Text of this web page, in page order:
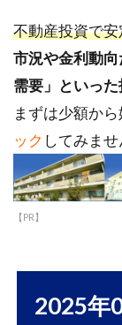
不動産投資で
市況や金利動
需要」といっ
まずは少額か
ック してみませ
【PR】
2025年